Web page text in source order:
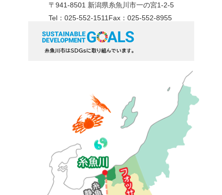
〒941-8501 新潟県糸魚川市一の宮1-2-5
Tel：025-552-1511 Fax：025-552-8955